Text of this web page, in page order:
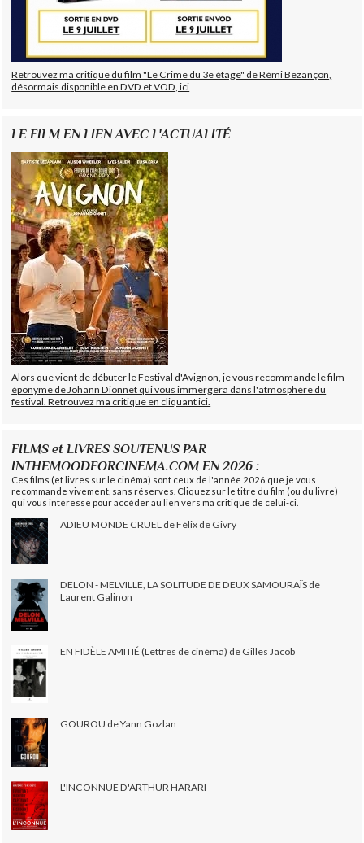
Retrouvez ma critique du film "Le Crime du 3e étage" de Rémi Bezançon,
désormais disponible en DVD et VOD, ici
LE FILM EN LIEN AVEC L'ACTUALITÉ
Alors que vient de débuter le Festival d'Avignon, je vous recommande le film
éponyme de Johann Dionnet qui vous immergera dans l'atmosphère du
festival. Retrouvez ma critique en cliquant ici.
FILMS et LIVRES SOUTENUS PAR
INTHEMOODFORCINEMA.COM EN 2026 :
Ces films (et livres sur le cinéma) sont ceux de l'année 2026 que je vous
recommande vivement, sans réserves. Cliquez sur le titre du film (ou du livre)
qui vous intéresse pour accéder au lien vers ma critique de celui-ci.
ADIEU MONDE CRUEL de Félix de Givry
DELON - MELVILLE, LA SOLITUDE DE DEUX SAMOURAÏS de
Laurent Galinon
EN FIDÈLE AMITIÉ (Lettres de cinéma) de Gilles Jacob
GOUROU de Yann Gozlan
L'INCONNUE D'ARTHUR HARARI